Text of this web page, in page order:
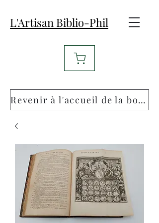
L'Artisan Biblio-Phil
Revenir à l'accueil de la boutique